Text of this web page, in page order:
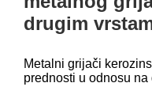
drugim
Metalni grijači
prednosti u odnosu